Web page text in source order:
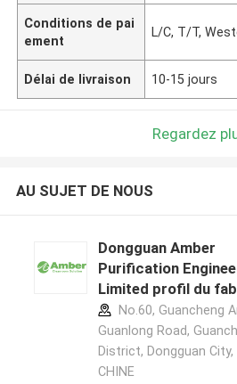
Conditions de pai
ement
L/C, T/T,
Délai de livraison 10-15 jours
Regardez
AU SUJET DE NOUS
Dongguan Amber
Purification
Limited profil du
No.60, Guancheng
Guanlong Road,
District, Dongguan City,
CHINE